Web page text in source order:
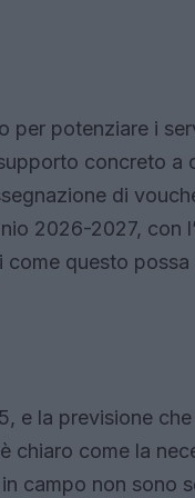
per potenziare i
concreto a
di
2026-2027, con
questo possa
e la previsione
chiaro come la
campo non sono